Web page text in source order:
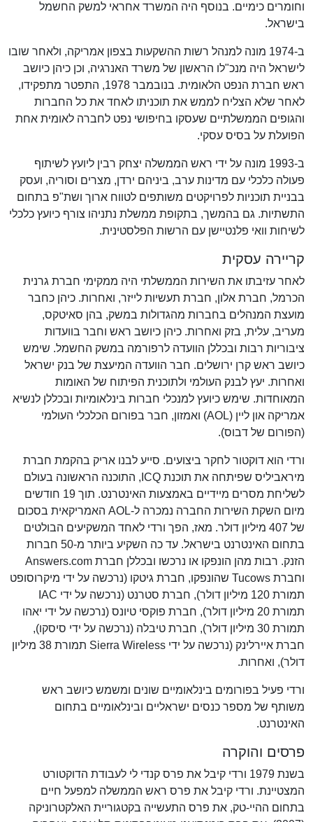
וחומרים כימיים. בנוסף היה המשרד אחראי למשק החשמל
בישראל.
ב-1974 מונה למנהל רשות ההשקעות בצפון אמריקה, ולאחר שובו
לישראל היה מנכ"לו הראשון של משרד האנרגיה, וכן כיהן כיושב
ראש חברת הנפט הלאומית. בנובמבר 1978, התפטר מתפקידו,
לאחר שלא הצליח לממש את תוכניתו לאחד את כל החברות
והגופים הממשלתיים שעסקו בחיפושי נפט לחברה לאומית אחת
הפועלת על בסיס עסקי.
ב-1993 מונה על ידי ראש הממשלה יצחק רבין ליועץ לשיתוף
פעולה כלכלי עם מדינות ערב, ביניהם ירדן, מצרים וסוריה, ועסק
בבניית תוכניות לפרויקטים משותפים לטווח ארוך ושת"פ בתחום
התשתיות. גם בהמשך, בתקופת ממשלת נתניהו צורף כיועץ כלכלי
לשיחות וואי פלנטיישן עם הרשות הפלסטינית.
קריירה עסקית
לאחר עזיבתו את השירות הממשלתי היה ממקימי חברת גרנית
הכרמל, חברת אלון, חברת תעשיות לייזר, ואחרות. כיהן כחבר
מועצת המנהלים בחברות מהגדולות במשק, בהן סאיטקס,
מעריב, עלית, בזק ואחרות. כיהן כיושב ראש וחבר בוועדות
ציבוריות רבות ובכללן הוועדה לרפורמה במשק החשמל. שימש
כיושב ראש קרן ירושלים. חבר הוועדה המיעצת של בנק ישראל
ואחרות. יעץ לבנק העולמי ולתוכנית הפיתוח של האומות
המאוחדות. שימש כיועץ למנכלי חברות בינלאומיות ובכללן לנשיא
אמריקה און ליין (AOL) ואמזון, חבר בפורום הכלכלי העולמי
(הפורום של דבוס).
ורדי הוא דוקטור לחקר ביצועים. סייע לבנו אריק בהקמת חברת
מיראביליס שפיתחה את תוכנת ICQ, התוכנה הראשונה בעולם
לשליחת מסרים מיידיים באמצעות האינטרנט. תוך 19 חודשים
מיום השקת השירות החברה נמכרה ל-AOL האמריקאית בסכום
של 407 מיליון דולר. מאז, הפך ורדי לאחד המשקיעים הבולטים
בתחום האינטרנט בישראל. עד כה השקיע ביותר מ-50 חברות
הזנק. רבות מהן הונפקו או נרכשו ובכללן חברת Answers.com
וחברת Tucows שהונפקו, חברת גיטקו (נרכשה על ידי מיקרוסופט
תמורת 120 מיליון דולר), חברת סטרנט (נרכשה על ידי IAC
תמורת 20 מיליון דולר), חברת פוקסי טיונס (נרכשה על ידי יאהו
תמורת 30 מיליון דולר), חברת טיבלה (נרכשה על ידי סיסקו),
חברת איירלינק (נרכשה על ידי Sierra Wireless תמורת 38 מיליון
דולר), ואחרות.
ורדי פעיל בפורומים בינלאומיים שונים ומשמש כיושב ראש
משותף של מספר כנסים ישראליים ובינלאומיים בתחום
האינטרנט.
פרסים והוקרה
בשנת 1979 ורדי קיבל את פרס קנדי לי לעבודת הדוקטורט
המצטיינת. ורדי קיבל את פרס ראש הממשלה למפעל חיים
בתחום ההיי-טק, את פרס התעשייה בקטגוריית האלקטרוניקה